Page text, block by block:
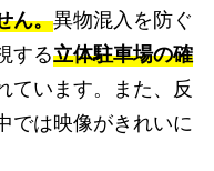
ん。異物混入を防ぐ
する立体駐車場の確
ています。また、反
では映像がきれいに